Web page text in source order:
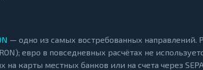
— одно из самых востребованных направлений.
евро в повседневных расчётах не
карты местных банков или на счета через